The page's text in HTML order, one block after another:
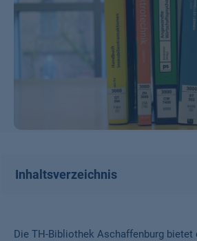
Inhaltsverzeichnis
Die TH-Bibliothek Aschaffenburg bietet